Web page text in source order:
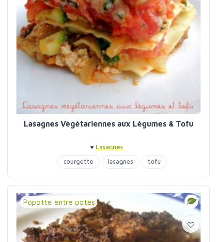
Lasagnes Végétariennes aux Légumes & Tofu
♥ Lasagnes
courgette
lasagnes tofu
Popotte entre potes